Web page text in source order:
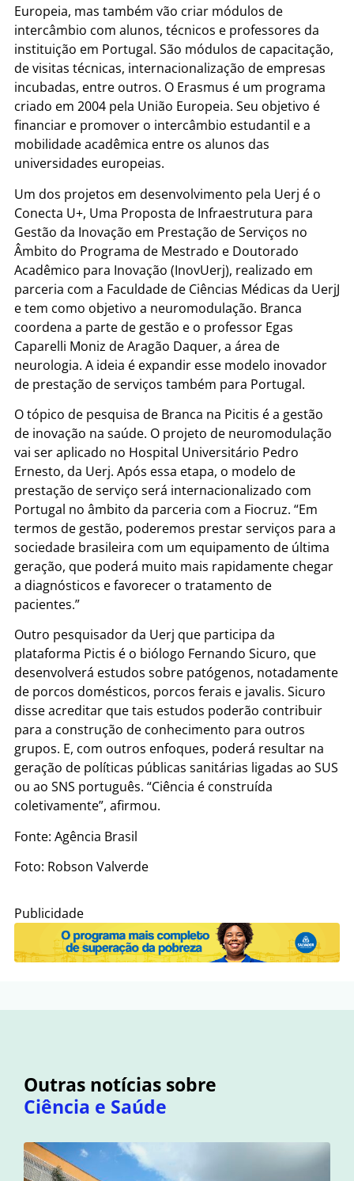
Europeia, mas também vão criar módulos de
intercâmbio com alunos, técnicos e professores da
instituição em Portugal. São módulos de capacitação,
de visitas técnicas, internacionalização de empresas
incubadas, entre outros. O Erasmus é um programa
criado em 2004 pela União Europeia. Seu objetivo é
financiar e promover o intercâmbio estudantil e a
mobilidade acadêmica entre os alunos das
universidades europeias.
Um dos projetos em desenvolvimento pela Uerj é o
Conecta U+, Uma Proposta de Infraestrutura para
Gestão da Inovação em Prestação de Serviços no
Âmbito do Programa de Mestrado e Doutorado
Acadêmico para Inovação (InovUerj), realizado em
parceria com a Faculdade de Ciências Médicas da UerjJ
e tem como objetivo a neuromodulação. Branca
coordena a parte de gestão e o professor Egas
Caparelli Moniz de Aragão Daquer, a área de
neurologia. A ideia é expandir esse modelo inovador
de prestação de serviços também para Portugal.
O tópico de pesquisa de Branca na Picitis é a gestão
de inovação na saúde. O projeto de neuromodulação
vai ser aplicado no Hospital Universitário Pedro
Ernesto, da Uerj. Após essa etapa, o modelo de
prestação de serviço será internacionalizado com
Portugal no âmbito da parceria com a Fiocruz. “Em
termos de gestão, poderemos prestar serviços para a
sociedade brasileira com um equipamento de última
geração, que poderá muito mais rapidamente chegar
a diagnósticos e favorecer o tratamento de
pacientes.”
Outro pesquisador da Uerj que participa da
plataforma Pictis é o biólogo Fernando Sicuro, que
desenvolverá estudos sobre patógenos, notadamente
de porcos domésticos, porcos ferais e javalis. Sicuro
disse acreditar que tais estudos poderão contribuir
para a construção de conhecimento para outros
grupos. E, com outros enfoques, poderá resultar na
geração de políticas públicas sanitárias ligadas ao SUS
ou ao SNS português. “Ciência é construída
coletivamente”, afirmou.
Fonte: Agência Brasil
Foto: Robson Valverde
Publicidade
Outras notícias sobre
Ciência e Saúde